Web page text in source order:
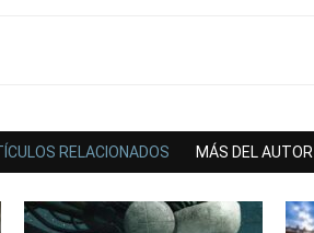
RELACIONADOS MÁS DEL AUTOR